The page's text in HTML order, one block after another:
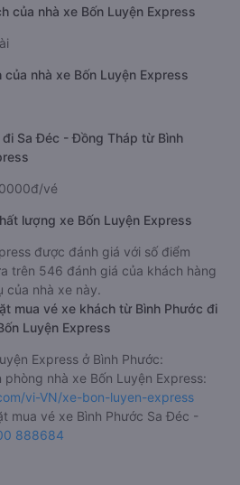
của nhà xe Bốn Luyện Express
nhà xe Bốn Luyện Express
Sa Đéc - Đồng Tháp từ Bình
vé
lượng xe Bốn Luyện Express
được đánh giá với số điểm
trên 546 đánh giá của khách hàng
của nhà xe này.
mua vé xe khách từ Bình Phước đi
Luyện Express
Express ở Bình Phước:
phòng nhà xe Bốn Luyện Express:
vi-VN/xe-bon-luyen-express
mua vé xe Bình Phước Sa Đéc -
888684